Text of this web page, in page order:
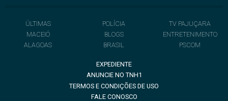
ÚLTIMAS
MACEIÓ
ALAGOAS
POLÍCIA
BLOGS
BRASIL
TV PAJUÇARA
ENTRETENIMENTO
PSCOM
EXPEDIENTE
ANUNCIE NO TNH1
TERMOS E CONDIÇÕES DE USO
FALE CONOSCO